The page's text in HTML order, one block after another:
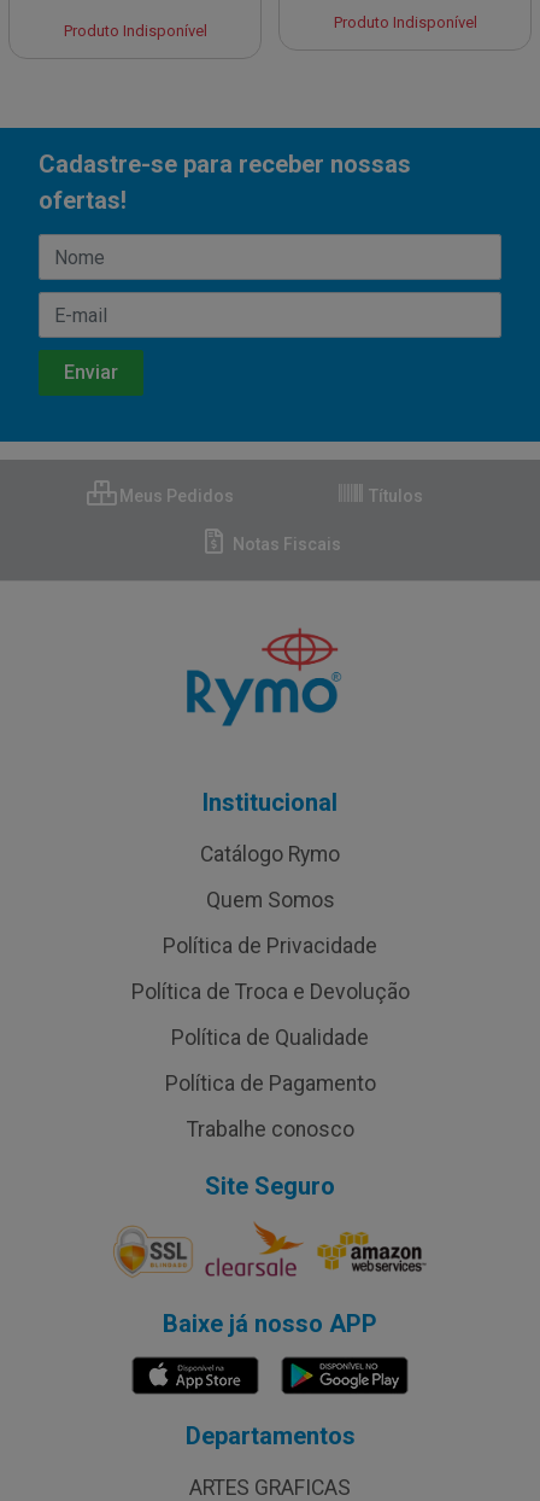
Produto Indisponível Produto Indisponível
Cadastre-se para receber nossas
ofertas!
Meus Pedidos Títulos
Notas Fiscais
Institucional
Catálogo Rymo
Quem Somos
Política de Privacidade
Política de Troca e Devolução
Política de Qualidade
Política de Pagamento
Trabalhe conosco
Site Seguro
Baixe já nosso APP
Departamentos
ARTES GRAFICAS